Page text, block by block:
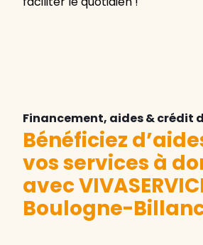
Financement, aides & crédit
Bénéficiez
vos services à
avec
Boulogne-